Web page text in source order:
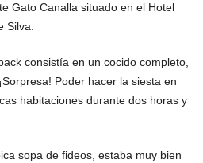
Gato Canalla situado en el Hotel
Silva.
consistía en un cocido completo,
Poder hacer la siesta en
habitaciones durante dos horas y
sopa de fideos, estaba muy bien